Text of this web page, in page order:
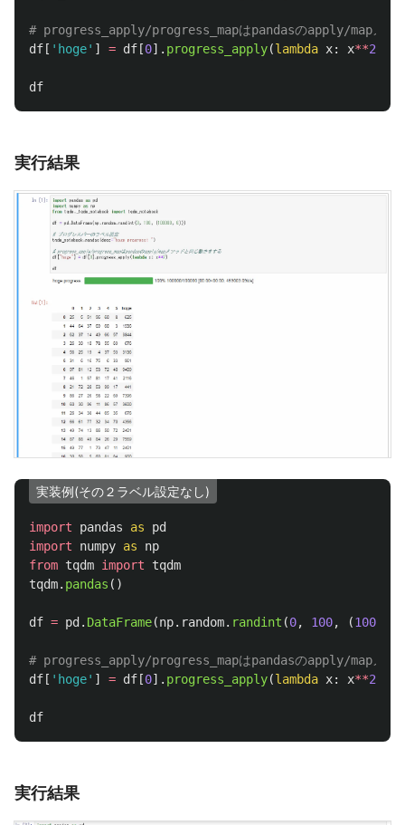
df [ ' hoge' ] = df [0]. progress_apply(lambda x: x**2
df
実行結果
実装例(その２ラベル設定なし)
import pandas as
pd
import
numpy as
np
from tqdm import
tqdm
tqdm. pandas ()
df = pd . DataFrame(np. random. randint (0, 100, (100000
df [ ' hoge' ] = df [0]. progress_apply(lambda x: x**2
df
実行結果